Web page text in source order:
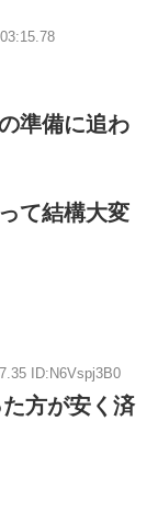
準備に追わ
て結構大変
ID:N6Vspj3B0
方が安く済